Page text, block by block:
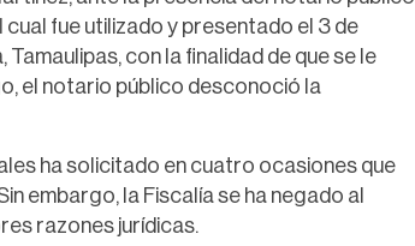
fue utilizado y presentado el 3 de
con la finalidad de que se le
el notario público desconoció la
ha solicitado en cuatro ocasiones que
embargo, la Fiscalía se ha negado al
razones jurídicas.